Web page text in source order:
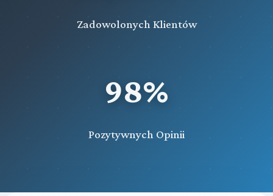
Zadowolonych Klientów
98%
Pozytywnych Opinii